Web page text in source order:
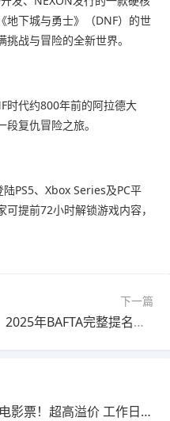
地下城与勇士》（DNF）的世
战与冒险的全新世界。
时代约800年前的阿拉德大
复仇冒险之旅。
PS5、Xbox Series及PC平
提前72小时解锁游戏内容，
下一篇
2025年BAFTA完整提名公开 《地狱之刃2》获最多提名
！超高溢价 工作日也满场